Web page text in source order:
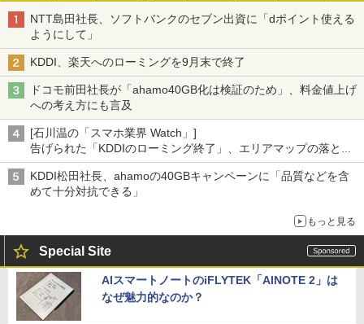
NTT島田社長、ソフトバンクのセブン出資に「dポイント使える
ようにして」
KDDI、楽天へのローミングを9月末で終了
ドコモ前田社長が「ahamo40GB化は検証のため」、料金値上げ
への考え方にも言及
[石川温の「スマホ業界 Watch」]
告げられた「KDDIのローミング終了」、エリアマップの落とし
穴と楽天モバイルの課題
KDDI松田社長、ahamoの40GBキャンペーンに「品質などを含
めて十分対抗できる」
もっと見る
Special Site
AIスマートノートのiFLYTEK「AINOTE 2」は
なぜ魅力的なのか？